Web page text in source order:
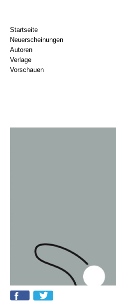
Startseite
Neuerscheinungen
Autoren
Verlage
Vorschauen